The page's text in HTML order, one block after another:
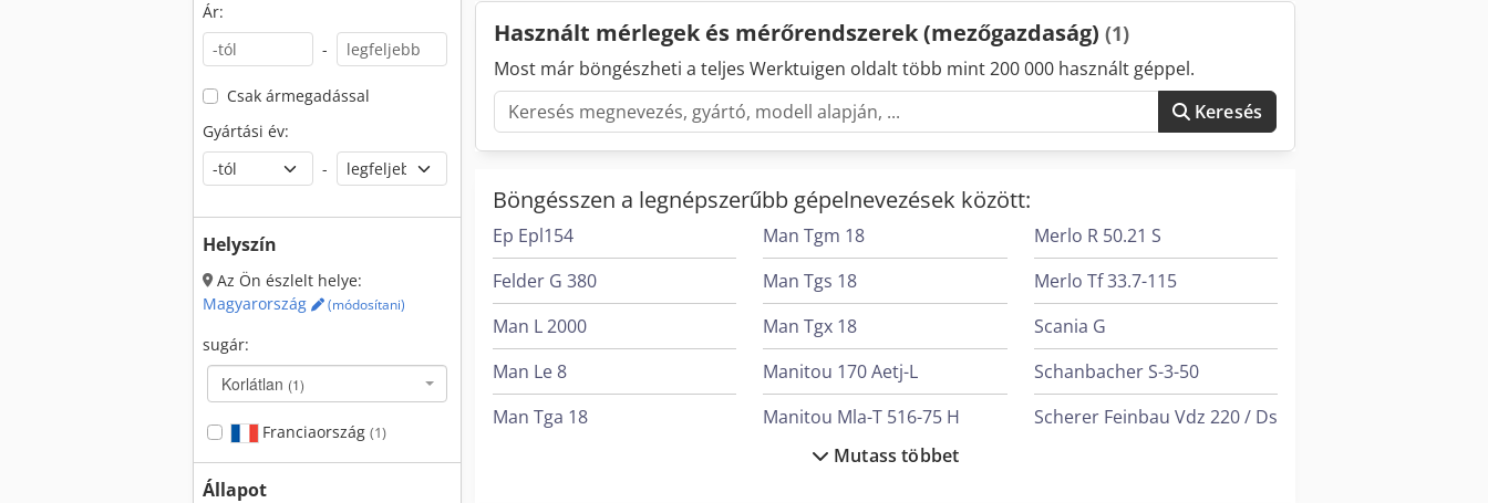
Ár:
-
Csak ármegadással
Gyártási év:
-
Helyszín
Az Ön észlelt helye:
Magyarország
(módosítani)
sugár:
Korlátlan (1)
Franciaország (1)
Állapot
Használt mérlegek és mérőrendszerek (mezőgazdaság) (1)
Most már böngészheti a teljes Werktuigen oldalt több mint 200 000 használt géppel.
Keresés
Böngésszen a legnépszerűbb gépelnevezések között:
Ep Epl154
Felder G 380
Man L 2000
Man Le 8
Man Tga 18
Man Tgm 18
Man Tgs 18
Man Tgx 18
Manitou 170 Aetj-L
Manitou Mla-T 516-75 H
Mercedes-Benz Actros
Merlo R 50.21 S
Merlo Tf 33.7-115
Scania G
Schanbacher S-3-50
Scherer Feinbau Vdz 220 / Ds
Mutass többet